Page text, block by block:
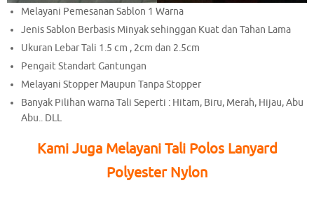
Melayani Pemesanan Sablon 1 Warna
Jenis Sablon Berbasis Minyak sehinggan Kuat dan Tahan Lama
Ukuran Lebar Tali 1.5 cm , 2cm dan 2.5cm
Pengait Standart Gantungan
Melayani Stopper Maupun Tanpa Stopper
Banyak Pilihan warna Tali Seperti : Hitam, Biru, Merah, Hijau, Abu
Abu.. DLL
Kami Juga Melayani Tali Polos Lanyard
Polyester Nylon